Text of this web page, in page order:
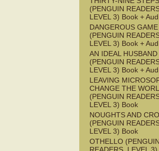
(PENGUIN
LEVEL 3) Book +
DANGEROUS GAME
(PENGUIN
LEVEL 3) Book +
AN IDEAL HUSBAND
(PENGUIN
LEVEL 3) Book +
LEAVING
CHANGE THE
(PENGUIN
LEVEL 3) Book
NOUGHTS AND
(PENGUIN
LEVEL 3) Book
OTHELLO